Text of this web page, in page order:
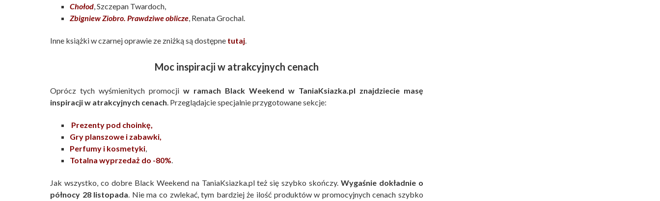
Chołod, Szczepan Twardoch,
Zbigniew Ziobro. Prawdziwe oblicze, Renata Grochal.
Inne książki w czarnej oprawie ze zniżką są dostępne tutaj.
Moc inspiracji w atrakcyjnych cenach
Oprócz tych wyśmienitych promocji w ramach Black Weekend w TaniaKsiazka.pl znajdziecie masę
inspiracji w atrakcyjnych cenach. Przeglądajcie specjalnie przygotowane sekcje:
Prezenty pod choinkę,
Gry planszowe i zabawki,
Perfumy i kosmetyki,
Totalna wyprzedaż do -80%.
Jak wszystko, co dobre Black Weekend na TaniaKsiazka.pl też się szybko skończy.Wygaśnie dokładnie o
północy 28 listopada. Nie ma co zwlekać, tym bardziej że ilość produktów w promocyjnych cenach szybko